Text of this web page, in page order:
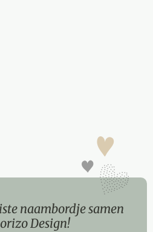
naambordje samen
Design!